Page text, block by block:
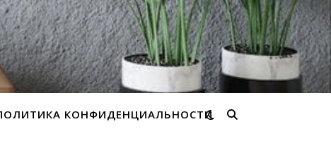
КОНФИДЕНЦИАЛЬНОСТИ